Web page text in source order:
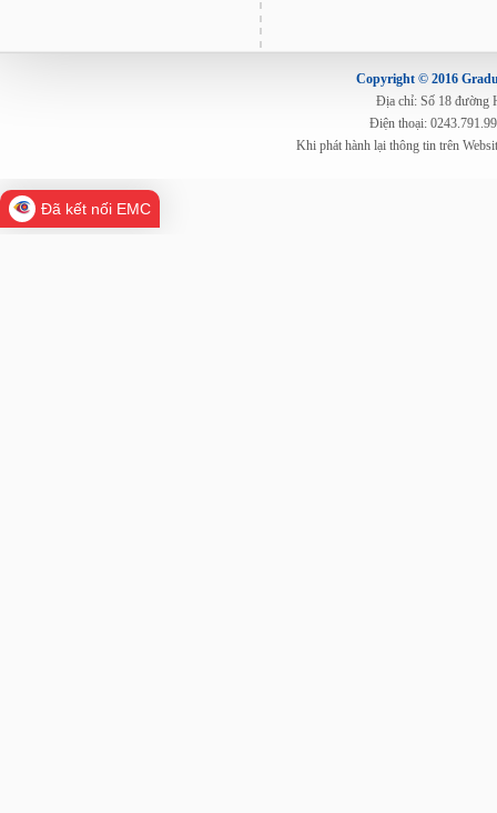
Copyright © 2016
Địa chỉ: Số 18 đường
Điện thoại:
Khi phát hành lại thông tin trên
Đã kết nối EMC